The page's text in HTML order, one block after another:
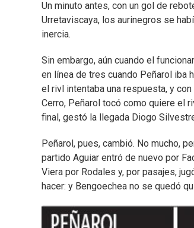
Un minuto antes, con un gol de
Urretaviscaya, los aurinegros se
inercia.
Sin embargo, aún cuando el
en línea de tres cuando Peñarol iba
el rivl intentaba una respuesta, y
Cerro, Peñarol tocó como quiere el
final, gestó la llegada Diogo
Peñarol, pues, cambió. No mucho,
partido Aguiar entró de nuevo por
Viera por Rodales y, por pasajes,
hacer: y Bengoechea no se quedó